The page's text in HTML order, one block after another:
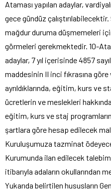
Ataması yapılan adaylar,
gece gündüz
mağdur duruma düşmemeleri
görmeleri gerekmektedir. 10-
adaylar, 7 yıl içerisinde 4857
maddesinin II inci fıkrasına
ayrıldıklarında, eğitim, kurs ve
ücretlerin ve meslekleri
eğitim, kurs ve staj
şartlara göre hesap edilecek
Kuruluşumuza tazminat
Kurumunda ilan edilecek
itibarıyla adaların okullarından
Yukarıda belirtilen hususların